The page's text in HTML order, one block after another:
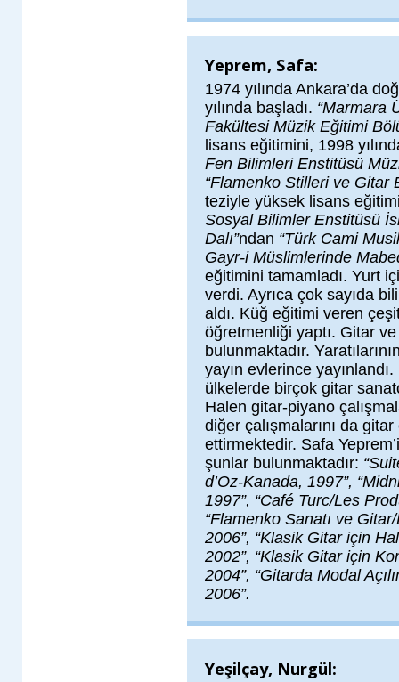
Yeprem, Safa:
1974 yılında Ankara’da
yılında başladı. “Marmara
Fakültesi Müzik Eğitimi
lisans eğitimini, 1998
Fen Bilimleri Enstitüsü
“Flamenko Stilleri ve Gitar
teziyle yüksek lisans
Sosyal Bilimler Enstitüsü
Dalı”ndan “Türk Cami
Gayr-i Müslimlerinde
eğitimini tamamladı. Yurt
verdi. Ayrıca çok sayıda
aldı. Küğ eğitimi veren
öğretmenliği yaptı. Gitar
bulunmaktadır.
yayın evlerince
ülkelerde birçok gitar
Halen gitar-piyano
diğer çalışmalarını da
ettirmektedir. Safa
şunlar bulunmaktadır:
d’Oz-Kanada, 1997”,
1997”, “Café Turc/Les
“Flamenko Sanatı ve
2006”, “Klasik Gitar için
2002”, “Klasik Gitar için
2004”, “Gitarda Modal
2006”.
Yeşilçay, Nurgül: